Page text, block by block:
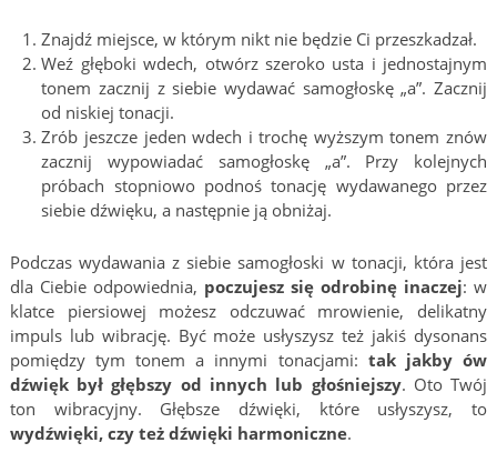
Znajdź miejsce, w którym nikt nie będzie Ci przeszkadzał.
Weź głęboki wdech, otwórz szeroko usta i jednostajnym
tonem zacznij z siebie wydawać samogłoskę „a”. Zacznij
od niskiej tonacji.
Zrób jeszcze jeden wdech i trochę wyższym tonem znów
zacznij wypowiadać samogłoskę „a”. Przy kolejnych
próbach stopniowo podnoś tonację wydawanego przez
siebie dźwięku, a następnie ją obniżaj.
Podczas wydawania z siebie samogłoski w tonacji, która jest
dla Ciebie odpowiednia, poczujesz się odrobinę inaczej: w
klatce piersiowej możesz odczuwać mrowienie, delikatny
impuls lub wibrację. Być może usłyszysz też jakiś dysonans
pomiędzy tym tonem a innymi tonacjami: tak jakby ów
dźwięk był głębszy od innych lub głośniejszy. Oto Twój
ton wibracyjny. Głębsze dźwięki, które usłyszysz, to
wydźwięki, czy też dźwięki harmoniczne.